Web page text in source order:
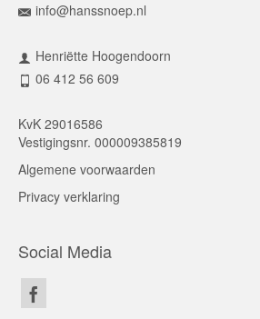
info@hanssnoep.nl
Henriëtte Hoogendoorn
06 412 56 609
KvK 29016586
Vestigingsnr. 000009385819
Algemene voorwaarden
Privacy verklaring
Social Media